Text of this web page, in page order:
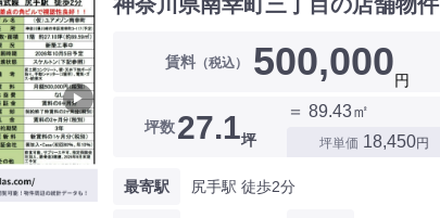
▶
賃料（税込） 500,000円
坪数 27.1坪
＝ 89.43㎡
坪単価 18,450円
最寄駅 尻手駅 徒歩2分